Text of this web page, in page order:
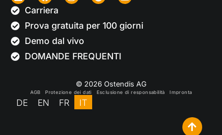
Carriera
Prova gratuita per 100 giorni
Demo dal vivo
DOMANDE FREQUENTI
© 2026 Ostendis AG
AGB Protezione dei dati Esclusione di responsabilità Impronta
DE EN FR IT